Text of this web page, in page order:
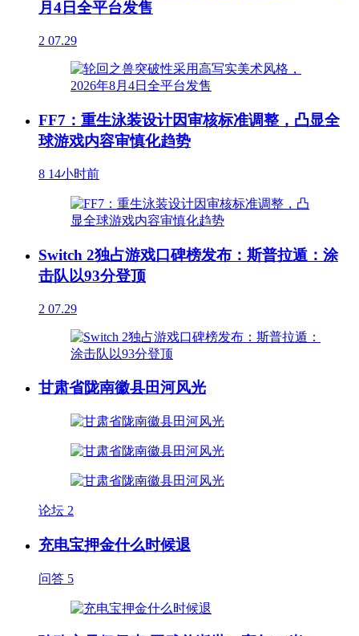
月4日全平台发售
2 07.29
FF7：重生泳装设计因审核标准调整，凸显全
球游戏内容审慎化趋势
8 14小时前
Switch 2独占游戏口碑榜发布：斯普拉遁：涂
击队以93分登顶
2 07.29
甘肃省陇南徽县田河风光
论坛 2
充电宝押金什么时候退
问答 5